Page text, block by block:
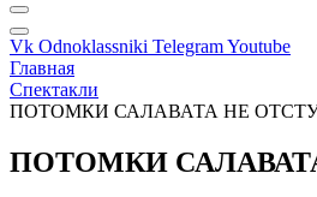
Vk Odnoklassniki TelegramYoutube
Главная
Спектакли
ПОТОМКИ САЛАВАТА НЕ
ПОТОМКИ